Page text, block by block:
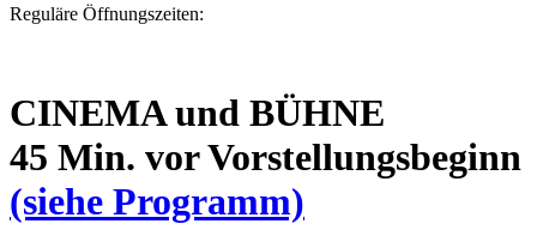
Reguläre Öffnungszeiten:
CINEMA und BÜHNE
45 Min. vor Vorstellungsbeginn
(siehe Programm)